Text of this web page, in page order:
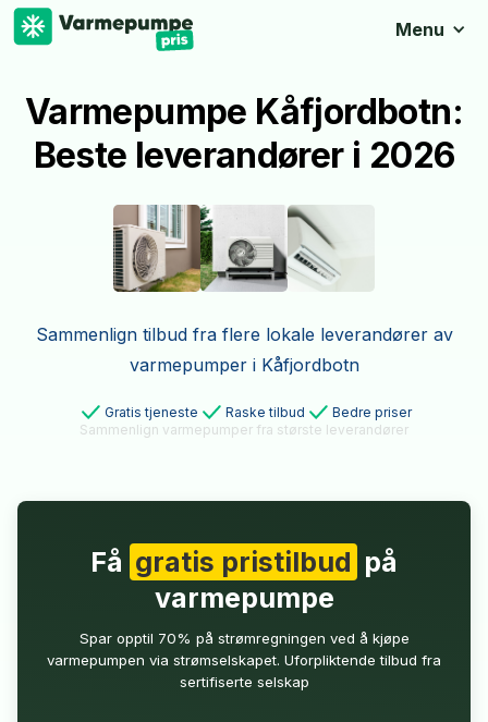
Menu
Varmepumpe Kåfjordbotn:
Beste leverandører i 2026
Sammenlign tilbud fra flere lokale leverandører av
varmepumper i Kåfjordbotn
Gratis tjeneste Raske tilbud
Bedre priser
Sammenlign varmepumper fra største leverandører
Få gratis pristilbud på
varmepumpe
Spar opptil 70% på strømregningen ved å kjøpe
varmepumpen via strømselskapet. Uforpliktende tilbud fra
sertifiserte selskap